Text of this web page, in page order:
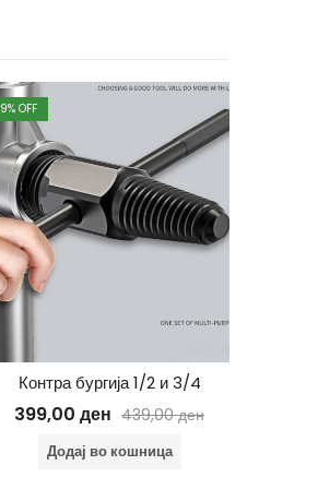
9% OFF
Контра бургија 1/2 и 3/4
399,00 ден 439,00ден
Додај во кошница